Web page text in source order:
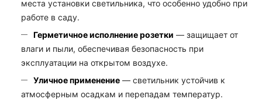
места установки светильника, что особенно удобно при
работе в саду.
Герметичное исполнение розетки — защищает от
влаги и пыли, обеспечивая безопасность при
эксплуатации на открытом воздухе.
Уличное применение — светильник устойчив к
атмосферным осадкам и перепадам температур.